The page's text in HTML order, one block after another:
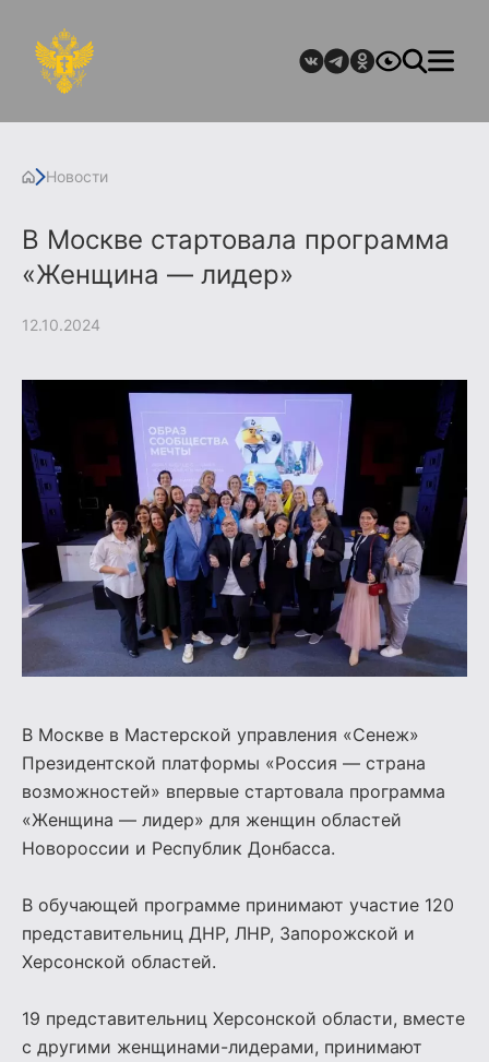
Новости
В Москве стартовала программа
«Женщина — лидер»
12.10.2024
В Москве в Мастерской управления «Сенеж»
Президентской платформы «Россия — страна
возможностей» впервые стартовала программа
«Женщина — лидер» для женщин областей
Новороссии и Республик Донбасса.
В обучающей программе принимают участие 120
представительниц ДНР, ЛНР, Запорожской и
Херсонской областей.
19 представительниц Херсонской области, вместе
с другими женщинами-лидерами, принимают